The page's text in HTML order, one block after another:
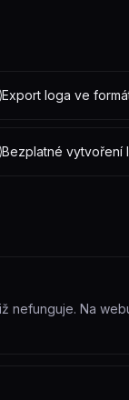
Export loga ve
Bezplatné vytvoření
nefunguje. Na